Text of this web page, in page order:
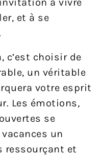
à vivre
et à se
c’est choisir de
un véritable
votre esprit
Les émotions,
se
un
ressourçant et